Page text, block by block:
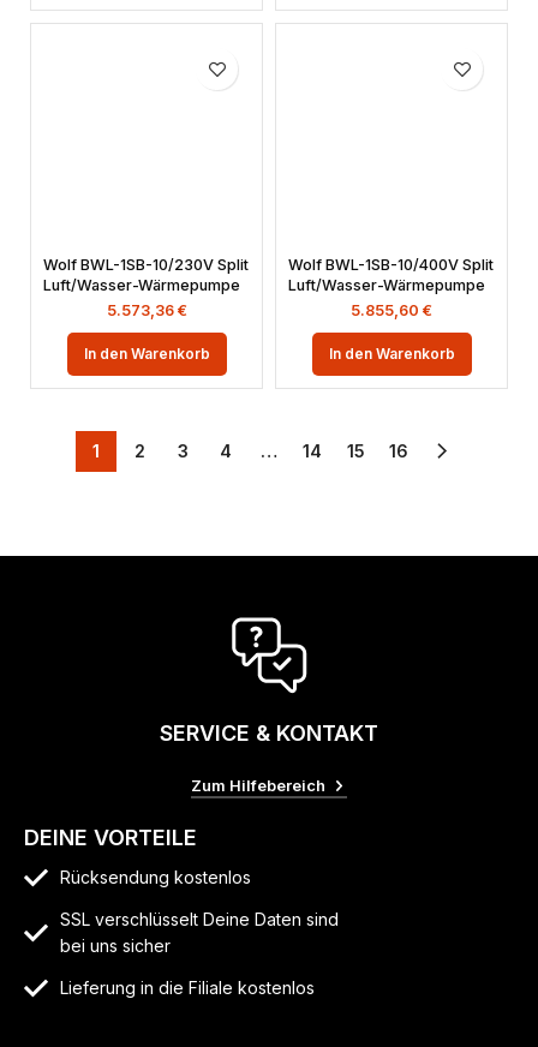
Wolf BWL-1SB-10/230V Split
Luft/Wasser-Wärmepumpe
5.573,36 €
In den Warenkorb
Wolf BWL-1SB-10/400V Split
Luft/Wasser-Wärmepumpe
5.855,60 €
In den Warenkorb
1 2 3 4 … 14 15 16
SERVICE & KONTAKT
Zum Hilfebereich
DEINE VORTEILE
Rücksendung kostenlos
SSL verschlüsselt Deine Daten sind
bei uns sicher
Lieferung in die Filiale kostenlos